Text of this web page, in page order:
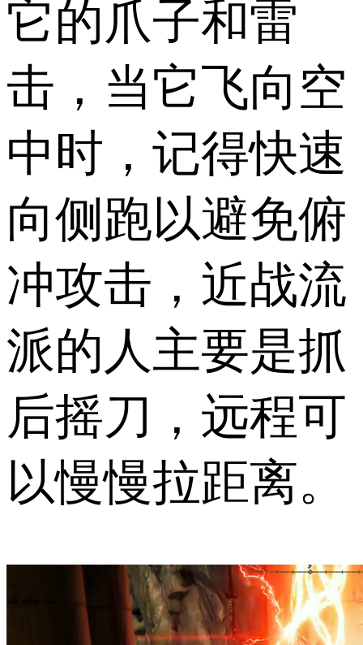
它的爪子和雷
击，当它飞向空
中时，记得快速
向侧跑以避免俯
冲攻击，近战流
派的人主要是抓
后摇刀，远程可
以慢慢拉距离。